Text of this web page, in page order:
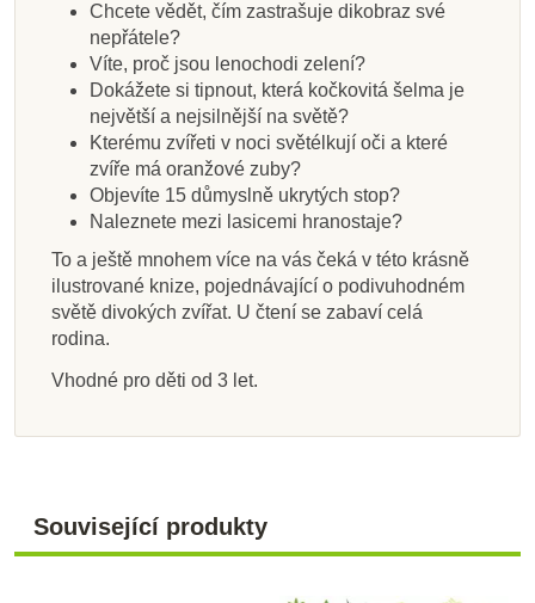
305 Kč
Přidat do košíku Zobrazit detail
159 Kč
Přidat do košíku Zobrazit detail
159 Kč
Přidat do košíku Zobrazit detail
149 Kč
Přidat do košíku Přidat do košíku
Chcete vědět, čím zastrašuje dikobraz své
nepřátele?
Víte, proč jsou lenochodi zelení?
Dokážete si tipnout, která kočkovitá šelma je
největší a nejsilnější na světě?
Kterému zvířeti v noci světélkují oči a které
zvíře má oranžové zuby?
Objevíte 15 důmyslně ukrytých stop?
Naleznete mezi lasicemi hranostaje?
To a ještě mnohem více na vás čeká v této krásně
ilustrované knize, pojednávající o podivuhodném
světě divokých zvířat. U čtení se zabaví celá
rodina.
Vhodné pro děti od 3 let.
Související produkty